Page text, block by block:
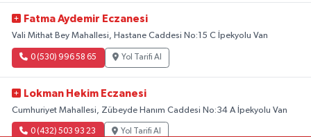
Fatma Aydemir Eczanesi
Vali Mithat Bey Mahallesi, Hastane Caddesi No:15 C İpekyolu Van
0 (530) 996 58 65 Yol Tarifi Al
Lokman Hekim Eczanesi
Cumhuriyet Mahallesi, Zübeyde Hanım Caddesi No:34 A İpekyolu Van
0 (432) 503 93 23 Yol Tarifi Al